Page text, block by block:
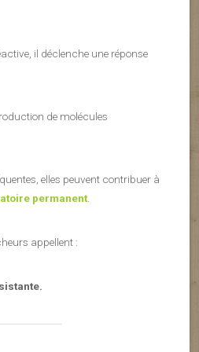
il déclenche une réponse
de molécules
elles peuvent contribuer à
permanent.
appellent :